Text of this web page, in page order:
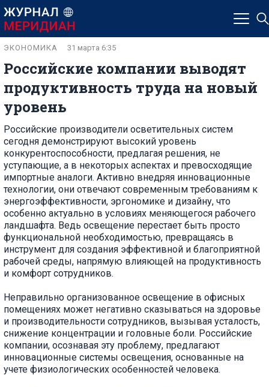
Российские компании выводят
продуктивность труда на новый
уровень
ЭКОНОМИКА 31 марта 6:35
Российские производители осветительных систем
сегодня демонстрируют высокий уровень
конкурентоспособности, предлагая решения, не
уступающие, а в некоторых аспектах и превосходящие
импортные аналоги. Активно внедряя инновационные
технологии, они отвечают современным требованиям к
энергоэффективности, эргономике и дизайну, что
особенно актуально в условиях меняющегося рабочего
ландшафта. Ведь освещение перестает быть просто
функциональной необходимостью, превращаясь в
инструмент для создания эффективной и благоприятной
рабочей среды, напрямую влияющей на продуктивность
и комфорт сотрудников.
Неправильно организованное освещение в офисных
помещениях может негативно сказываться на здоровье
и производительности сотрудников, вызывая усталость,
снижение концентрации и головные боли. Российские
компании, осознавая эту проблему, предлагают
инновационные системы освещения, основанные на
учете физиологических особенностей человека.